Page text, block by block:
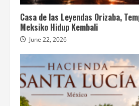
Casa de las Leyendas Orizaba,
Meksiko Hidup Kembali
June 22, 2026